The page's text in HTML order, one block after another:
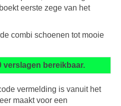
eerste zege van het
combi schoenen tot mooie
verslagen bereikbaar.
vermelding is vanuit het
maakt voor een